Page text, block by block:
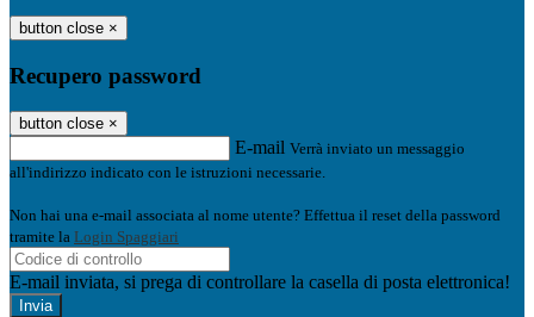
button close ×
Recupero password
button close ×
E-mail Verrà inviato un messaggio
all'indirizzo indicato con le istruzioni necessarie.
Non hai una e-mail associata al nome utente? Effettua il reset della password
tramite la Login Spaggiari
E-mail inviata, si prega di controllare la casella di posta elettronica!